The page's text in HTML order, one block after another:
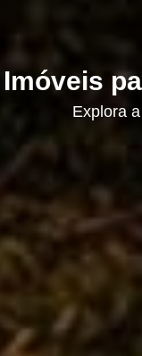
Imóveis
Explora